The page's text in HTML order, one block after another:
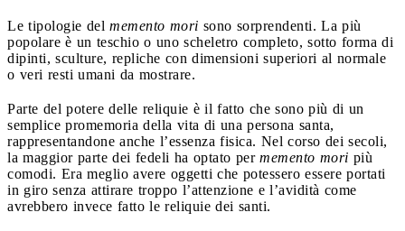
Le tipologie del memento mori sono sorprendenti. La più
popolare è un teschio o uno scheletro completo, sotto forma di
dipinti, sculture, repliche con dimensioni superiori al normale
o veri resti umani da mostrare.
Parte del potere delle reliquie è il fatto che sono più di un
semplice promemoria della vita di una persona santa,
rappresentandone anche l’essenza fisica. Nel corso dei secoli,
la maggior parte dei fedeli ha optato permemento mori più
comodi. Era meglio avere oggetti che potessero essere portati
in giro senza attirare troppo l’attenzione e l’avidità come
avrebbero invece fatto le reliquie dei santi.